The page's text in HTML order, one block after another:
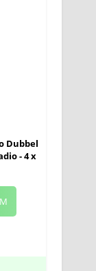
Dubbel
- 4 x